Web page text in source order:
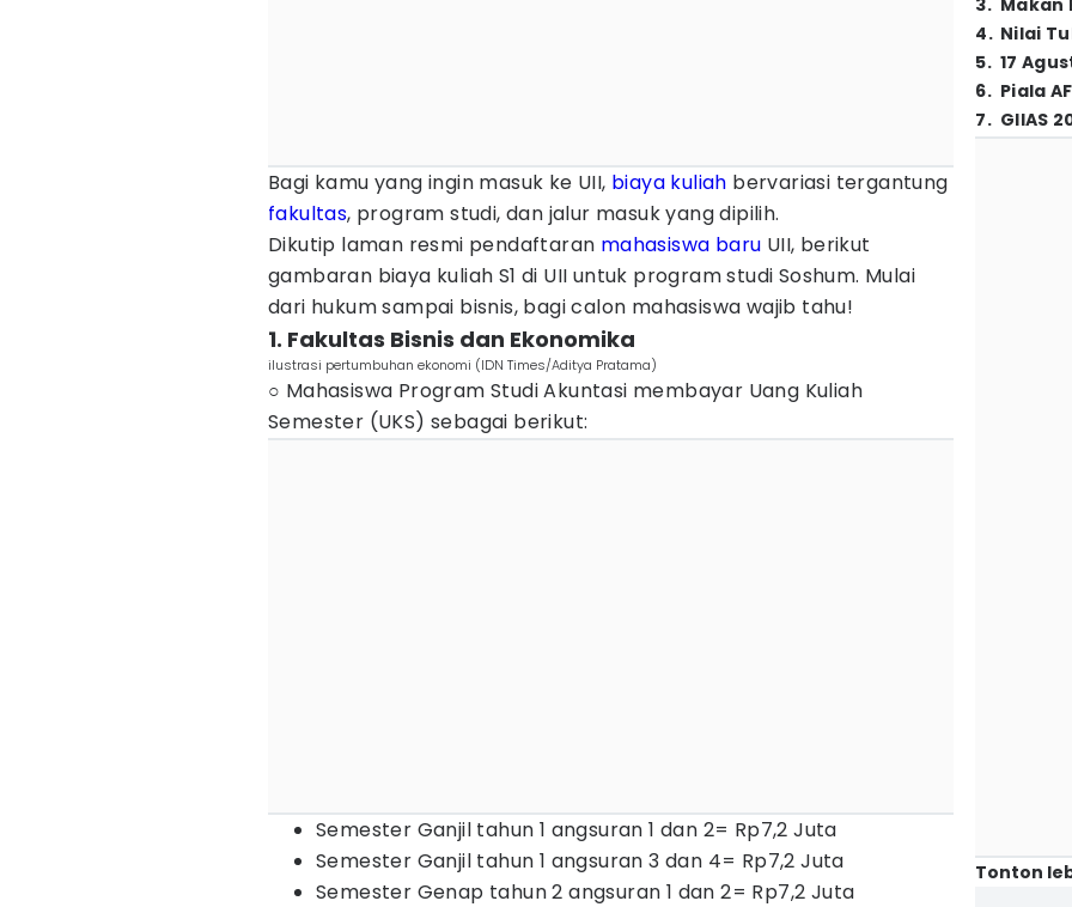
Bagi kamu yang ingin masuk ke UII, biaya kuliah bervariasi tergantung
fakultas, program studi, dan jalur masuk yang dipilih.
Dikutip laman resmi pendaftaran mahasiswa baru UII, berikut
gambaran biaya kuliah S1 di UII untuk program studi Soshum. Mulai
dari hukum sampai bisnis, bagi calon mahasiswa wajib tahu!
1. Fakultas Bisnis dan Ekonomika
ilustrasi pertumbuhan ekonomi (IDN Times/Aditya Pratama)
○ Mahasiswa Program Studi Akuntasi membayar Uang Kuliah
Semester (UKS) sebagai berikut:
Semester Ganjil tahun 1 angsuran 1 dan 2= Rp7,2 Juta
Semester Ganjil tahun 1 angsuran 3 dan 4= Rp7,2 Juta
Semester Genap tahun 2 angsuran 1 dan 2= Rp7,2 Juta
3. Makan
4. Nilai
5. 17
6. Piala
7. GIIAS
Tonton